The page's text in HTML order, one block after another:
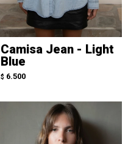
Camisa Jean - Light
Blue
$ 6.500